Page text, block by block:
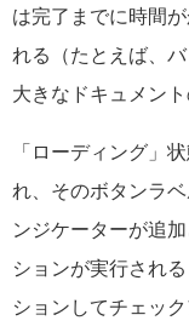
は完了までに時間
れる（たとえば、
大きなドキュメン
「ローディング」
れ、そのボタンラ
ンジケーターが追
ションが実行され
ションしてチェッ